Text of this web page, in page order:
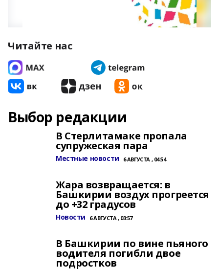
Читайте нас
Выбор редакции
В Стерлитамаке пропала
супружеская пара
Местные новости 6 АВГУСТА , 04:54
Жара возвращается: в
Башкирии воздух прогреется
до +32 градусов
Новости 6 АВГУСТА , 03:57
В Башкирии по вине пьяного
водителя погибли двое
подростков